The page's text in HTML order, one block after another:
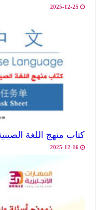
2025-12-25
كتاب منهج اللغة
2025-12-16